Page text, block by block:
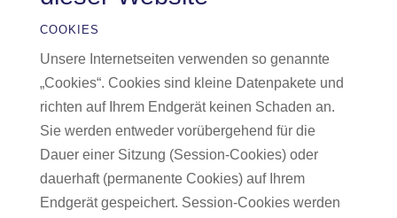
COOKIES
Unsere Internetseiten verwenden so genannte
„Cookies“. Cookies sind kleine Datenpakete und
richten auf Ihrem Endgerät keinen Schaden an.
Sie werden entweder vorübergehend für die
Dauer einer Sitzung (Session-Cookies) oder
dauerhaft (permanente Cookies) auf Ihrem
Endgerät gespeichert. Session-Cookies werden